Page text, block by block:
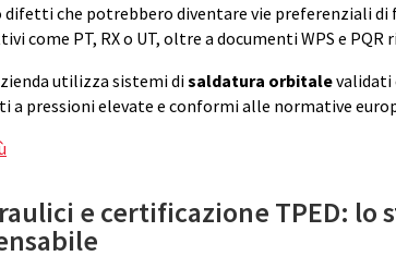
difetti che potrebbero diventare vie preferenziali di
come PT, RX o UT, oltre a documenti WPS e PQR
utilizza sistemi disaldatura orbitalevalidati
a pressioni elevate e conformi alle normative
e certificazione TPED: lo